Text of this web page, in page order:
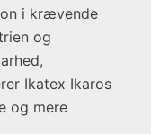
i krævende
og
Ikatex Ikaros
og mere